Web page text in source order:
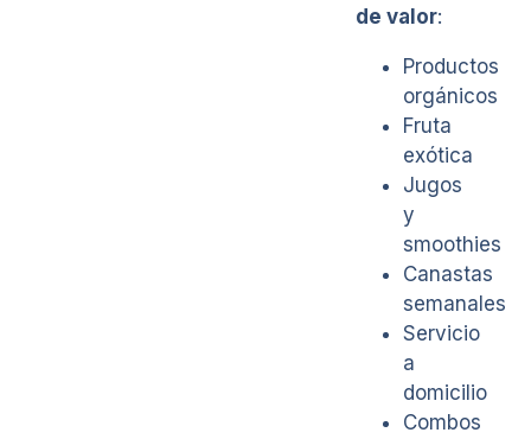
de valor:
Productos
orgánicos
Fruta
exótica
Jugos
y
smoothies
Canastas
semanales
Servicio
a
domicilio
Combos